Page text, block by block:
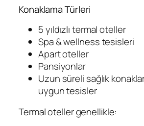
Konaklama Türleri
5 yıldızlı termal oteller
Spa & wellness tesisleri
Apart oteller
Pansiyonlar
Uzun süreli sağlık
uygun tesisler
Termal oteller genellikle: